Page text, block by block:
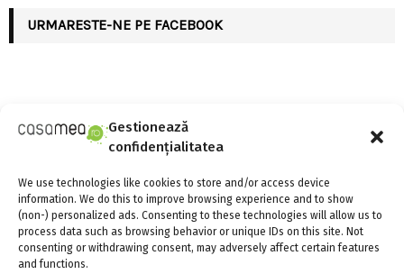
Gestionează
confidențialitatea
We use technologies like cookies to store and/or access device
information. We do this to improve browsing experience and to show
(non-) personalized ads. Consenting to these technologies will allow us to
process data such as browsing behavior or unique IDs on this site. Not
consenting or withdrawing consent, may adversely affect certain features
and functions.
URMARESTE-NE PE FACEBOOK
ARTICOLE RECENTE
Linie de credit sau împrumut clasic: care variantă
oferă mai multă flexibilitate?
4 august 2026 0